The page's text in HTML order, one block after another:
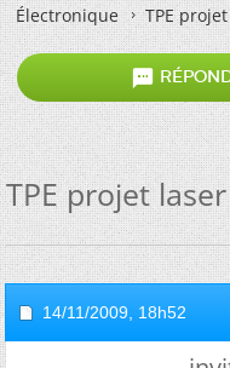
Électronique
TPE

TPE projet
14/11/2009, 18h52